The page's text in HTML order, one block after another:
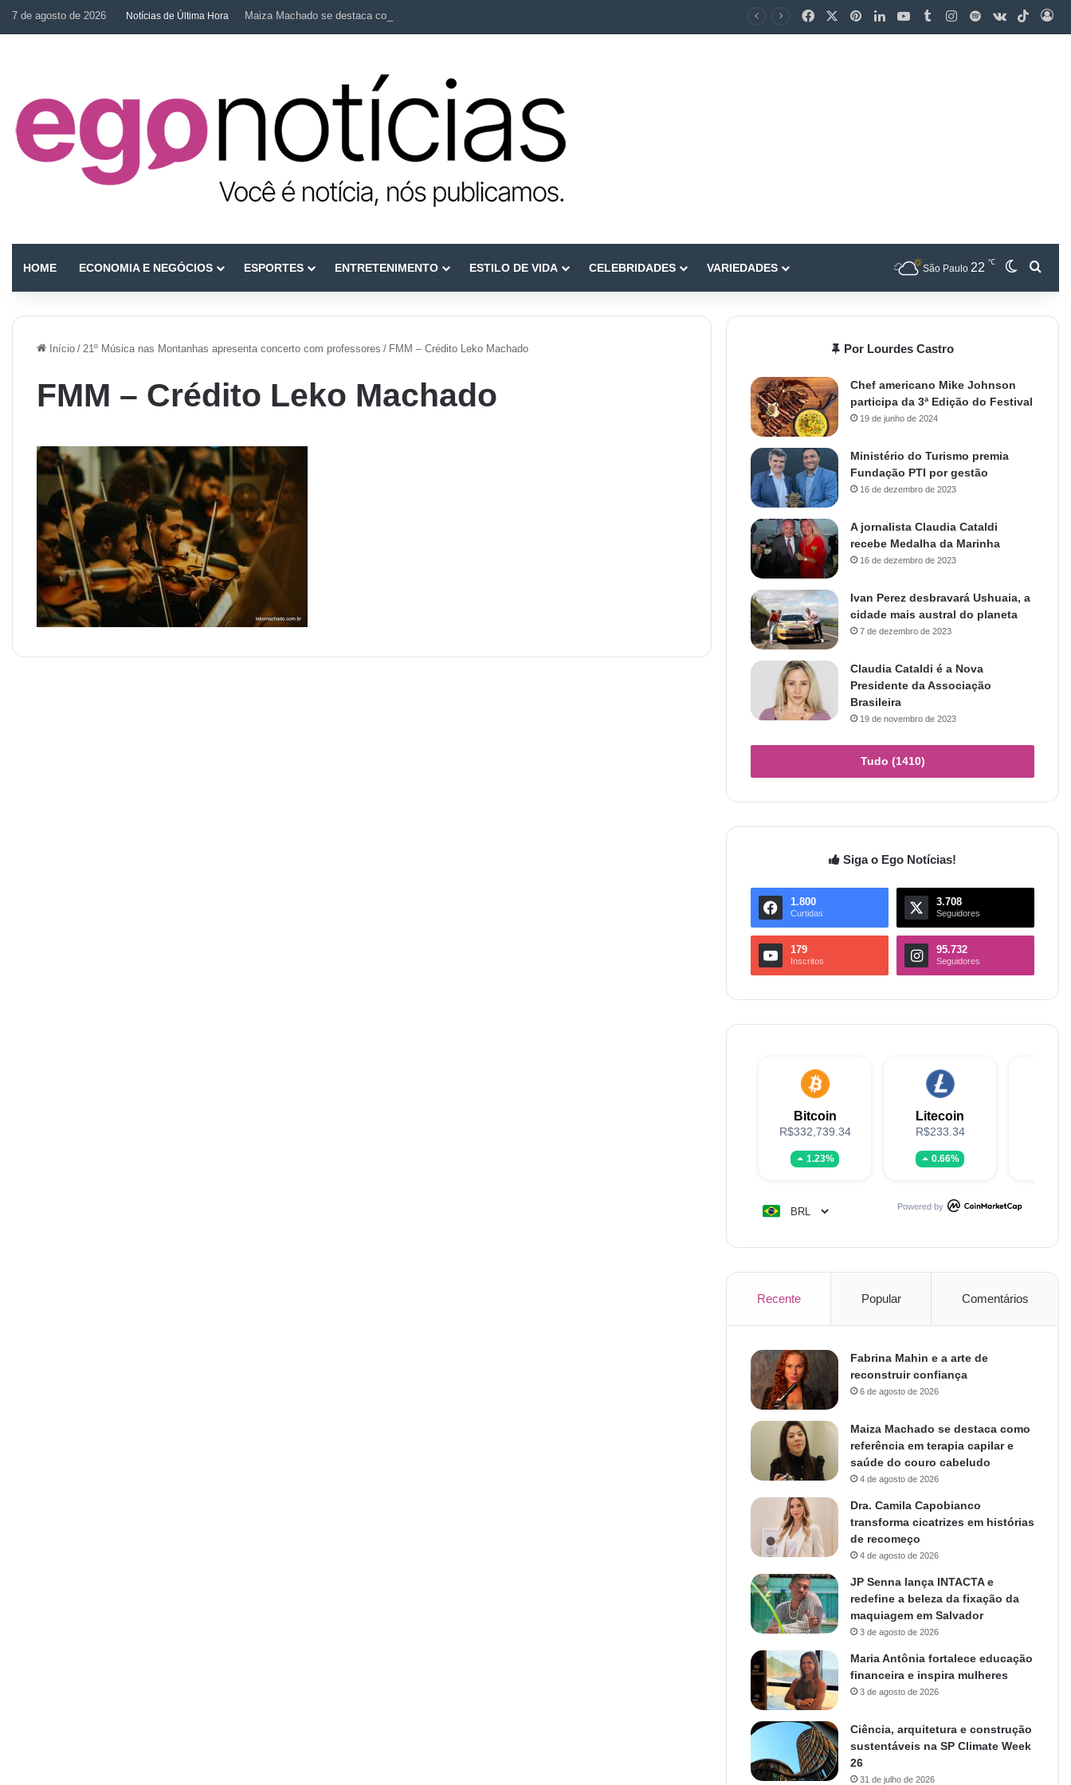
7 de agosto de 2026 Notícias de Última Hora Maiza Machado se destaca como referência em terapia capilar e saúde do couro cabeludo
HOME ECONOMIA E NEGÓCIOS ESPORTES ENTRETENIMENTO ESTILO DE VIDA CELEBRIDADES VARIEDADES São Paulo 22 ℃
Início / 21º Música nas Montanhas apresenta concerto com professores / FMM – Crédito Leko Machado
FMM – Crédito Leko Machado
Por Lourdes Castro
Chef americano Mike Johnson
participa da 3ª Edição do Festival
19 de junho de 2024
Ministério do Turismo premia
Fundação PTI por gestão
16 de dezembro de 2023
A jornalista Claudia Cataldi
recebe Medalha da Marinha
16 de dezembro de 2023
Ivan Perez desbravará Ushuaia, a
cidade mais austral do planeta
7 de dezembro de 2023
Claudia Cataldi é a Nova
Presidente da Associação
Brasileira
19 de novembro de 2023
Tudo (1410)
Siga o Ego Notícias!
1.800
Curtidas
3.708
Seguidores
179
Inscritos
95.732
Seguidores
Bitcoin
R$332,739.34
1.23%
Litecoin
R$233.34
0.66%
Powered by
Recente Popular Comentários
Fabrina Mahin e a arte de
reconstruir confiança
6 de agosto de 2026
Maiza Machado se destaca como
referência em terapia capilar e
saúde do couro cabeludo
4 de agosto de 2026
Dra. Camila Capobianco
transforma cicatrizes em histórias
de recomeço
4 de agosto de 2026
JP Senna lança INTACTA e
redefine a beleza da fixação da
maquiagem em Salvador
3 de agosto de 2026
Maria Antônia fortalece educação
financeira e inspira mulheres
3 de agosto de 2026
Ciência, arquitetura e construção
sustentáveis na SP Climate Week
26
31 de julho de 2026